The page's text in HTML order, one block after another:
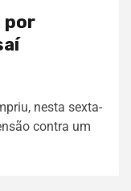
por
nesta sexta-
contra um